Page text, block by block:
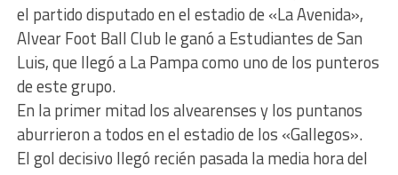
el partido disputado en el estadio de «La Avenida»,
Alvear Foot Ball Club le ganó a Estudiantes de San
Luis, que llegó a La Pampa como uno de los punteros
de este grupo.
En la primer mitad los alvearenses y los puntanos
aburrieron a todos en el estadio de los «Gallegos».
El gol decisivo llegó recién pasada la media hora del